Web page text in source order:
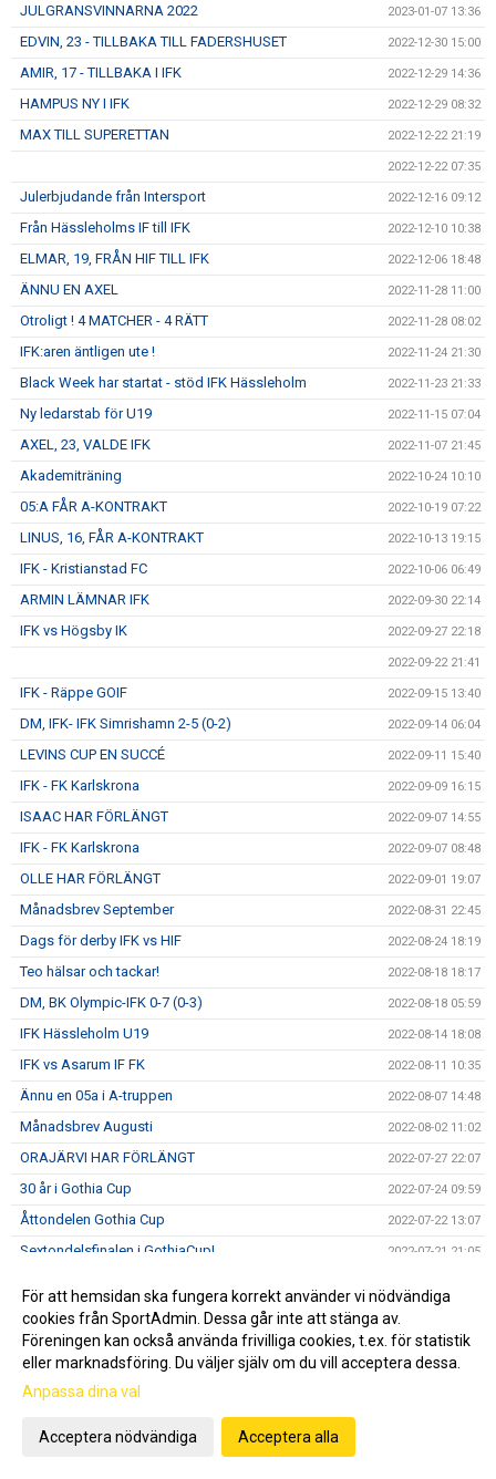
JULGRANSVINNARNA 2022 2023-01-07 13:36
EDVIN, 23 - TILLBAKA TILL FADERSHUSET 2022-12-30 15:00
AMIR, 17 - TILLBAKA I IFK 2022-12-29 14:36
HAMPUS NY I IFK 2022-12-29 08:32
MAX TILL SUPERETTAN 2022-12-22 21:19
2022-12-22 07:35
Julerbjudande från Intersport 2022-12-16 09:12
Från Hässleholms IF till IFK 2022-12-10 10:38
ELMAR, 19, FRÅN HIF TILL IFK 2022-12-06 18:48
ÄNNU EN AXEL 2022-11-28 11:00
Otroligt ! 4 MATCHER - 4 RÄTT 2022-11-28 08:02
IFK:aren äntligen ute ! 2022-11-24 21:30
Black Week har startat - stöd IFK Hässleholm 2022-11-23 21:33
Ny ledarstab för U19 2022-11-15 07:04
AXEL, 23, VALDE IFK 2022-11-07 21:45
Akademiträning 2022-10-24 10:10
05:A FÅR A-KONTRAKT 2022-10-19 07:22
LINUS, 16, FÅR A-KONTRAKT 2022-10-13 19:15
IFK - Kristianstad FC 2022-10-06 06:49
ARMIN LÄMNAR IFK 2022-09-30 22:14
IFK vs Högsby IK 2022-09-27 22:18
2022-09-22 21:41
IFK - Räppe GOIF 2022-09-15 13:40
DM, IFK- IFK Simrishamn 2-5 (0-2) 2022-09-14 06:04
LEVINS CUP EN SUCCÉ 2022-09-11 15:40
IFK - FK Karlskrona 2022-09-09 16:15
ISAAC HAR FÖRLÄNGT 2022-09-07 14:55
IFK - FK Karlskrona 2022-09-07 08:48
OLLE HAR FÖRLÄNGT 2022-09-01 19:07
Månadsbrev September 2022-08-31 22:45
Dags för derby IFK vs HIF 2022-08-24 18:19
Teo hälsar och tackar! 2022-08-18 18:17
DM, BK Olympic-IFK 0-7 (0-3) 2022-08-18 05:59
IFK Hässleholm U19 2022-08-14 18:08
IFK vs Asarum IF FK 2022-08-11 10:35
Ännu en 05a i A-truppen 2022-08-07 14:48
Månadsbrev Augusti 2022-08-02 11:02
ORAJÄRVI HAR FÖRLÄNGT 2022-07-27 22:07
30 år i Gothia Cup 2022-07-24 09:59
Åttondelen Gothia Cup 2022-07-22 13:07
Sextondelsfinalen i GothiaCup! 2022-07-21 21:05
IFK-LUNDS BK - I ÅHUS 2022-07-18 22:48
Sommarvila 2022-07-04 07:46
IFK och Fritidscamp
DM, IFK- IF Lödde 2-1 (0-0)
För att hemsidan ska fungera korrekt använder vi nödvändiga
cookies från SportAdmin. Dessa går inte att stänga av.
Föreningen kan också använda frivilliga cookies, t.ex. för statistik
eller marknadsföring. Du väljer själv om du vill acceptera dessa.
Anpassa dina val
Acceptera nödvändiga Acceptera alla